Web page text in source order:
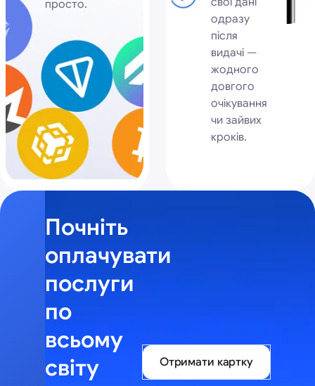
просто.
одразу
після
видачі —
жодного
довгого
очікування
чи зайвих
кроків.
Почніть
оплачувати
послуги
по
всьому
світу
Отримати картку